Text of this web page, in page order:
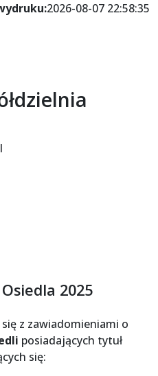
2026-08-07 22:58:35
2025
z zawiadomieniami o
posiadających tytuł
się: